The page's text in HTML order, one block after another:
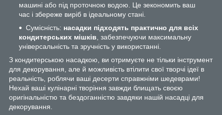
машині або під проточною водою. Це зекономить ваш
час і збереже виріб в ідеальному стані.
Сумісність: насадки підходять практично для всіх
кондитерських мішків , забезпечуючи максимальну
універсальність та зручність у використанні.
З кондитерською насадкою, ви отримуєте не тільки інструмент
для декорування, але й можливість втілити свої творчі ідеї в
реальність, роблячи ваші десерти справжніми шедеврами!
Нехай ваші кулінарні творіння завжди блищать своєю
оригінальністю та бездоганністю завдяки нашій насадці для
декорування.